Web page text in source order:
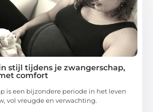
stijl tijdens je zwangerschap,
comfort
is een bijzondere periode in het leven
vol vreugde en verwachting.